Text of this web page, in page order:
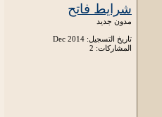
شرايط فاتح
مدون جديد
تاريخ التسجيل: Dec 2014
المشاركات: 2